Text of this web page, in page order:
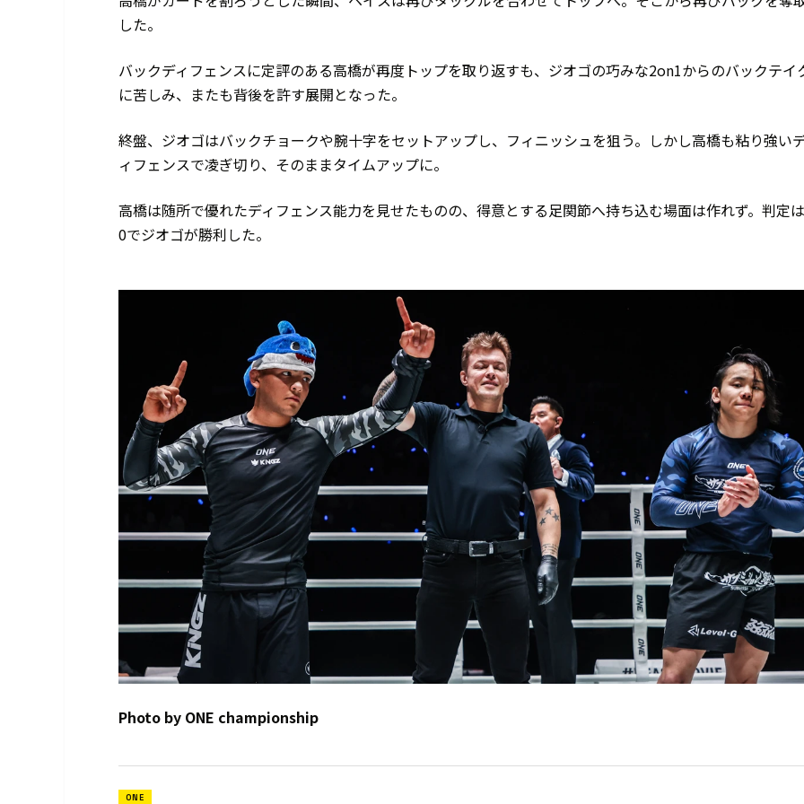
した。
バックディフェンスに定評のある高橋が再度トップを取り返すも、ジオゴの巧みな2on1からのバックテイ
に苦しみ、またも背後を許す展開となった。
終盤、ジオゴはバックチョークや腕十字をセットアップし、フィニッシュを狙う。しかし高橋も粘り強い
ィフェンスで凌ぎ切り、そのままタイムアップに。
高橋は随所で優れたディフェンス能力を見せたものの、得意とする足関節へ持ち込む場面は作れず。判定
0でジオゴが勝利した。
Photo by ONE championship
ONE